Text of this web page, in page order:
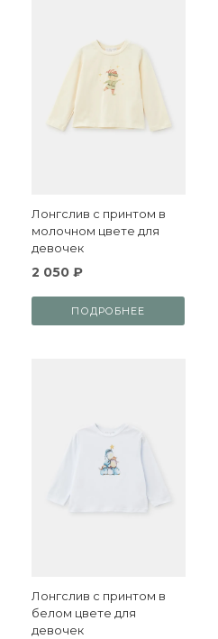
Лонгслив с принтом в
молочном цвете для
девочек
2 050 ₽
ПОДРОБНЕЕ
Лонгслив с принтом в
белом цвете для
девочек